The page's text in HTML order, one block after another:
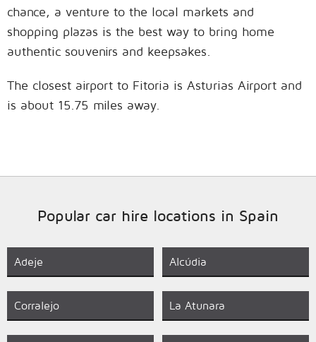
chance, a venture to the local markets and
shopping plazas is the best way to bring home
authentic souvenirs and keepsakes.
The closest airport to Fitoria is Asturias Airport and
is about 15.75 miles away.
Popular car hire locations in Spain
Adeje Alcúdia
Corralejo La Atunara